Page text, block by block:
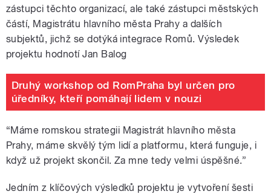
zástupci těchto organizací, ale také zástupci městských
částí, Magistrátu hlavního města Prahy a dalších
subjektů, jichž se dotýká integrace Romů. Výsledek
projektu hodnotí Jan Balog
Druhý workshop od RomPraha byl určen pro
úředníky, kteří pomáhají lidem v nouzi
“Máme romskou strategii Magistrát hlavního města
Prahy, máme skvělý tým lidí a platformu, která funguje, i
když už projekt skončil. Za mne tedy velmi úspěšné.”
Jedním z klíčových výsledků projektu je vytvoření šesti